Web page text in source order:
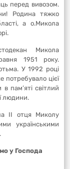
перед вивозом.
Родина тяжко
а о.Микола
Микола
1951 року.
У 1992 році
потребувало цієї
пам’яті світлий
людини.
ІІ отця Миколу
українськими
у Господа